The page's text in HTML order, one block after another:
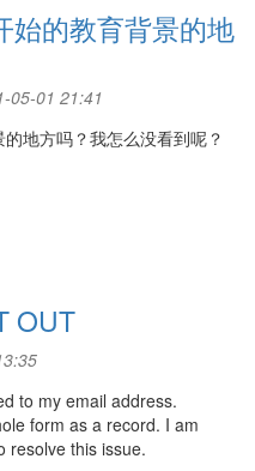
始的教育背景的地
05-01 21:41
地方吗？我怎么没看到呢？
OUT
to my email address.
form as a record. I am
resolve this issue.